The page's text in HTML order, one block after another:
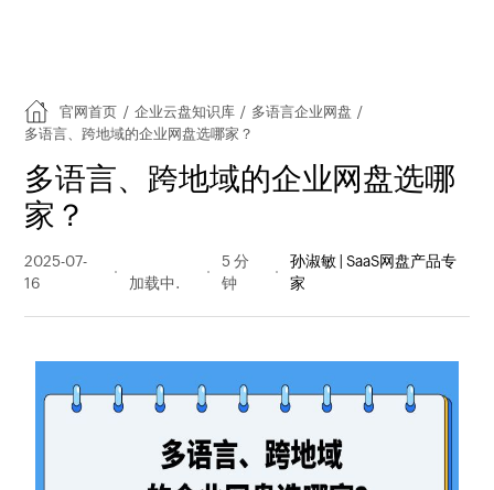
官网首页 / 企业云盘知识库 / 多语言企业网盘 /
多语言、跨地域的企业网盘选哪家？
多语言、跨地域的企业网盘选哪
家？
2025-07-
16
量
5 分
钟
孙淑敏 | SaaS网盘产品专
家